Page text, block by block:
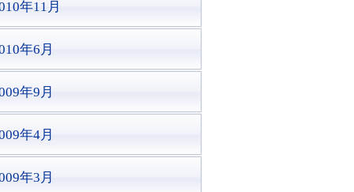
年11月
年6月
年9月
年4月
年3月